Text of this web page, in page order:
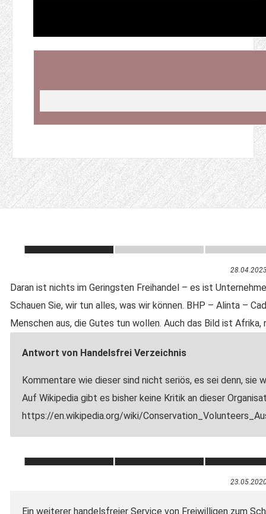
Daran ist nichts im Geringsten Freihandel – es ist
Schauen Sie, wir tun alles, was wir können. BHP – Alinta –
Menschen aus, die Gutes tun wollen. Auch das Bild ist
Antwort von Handelsfrei Verzeichnis
Kommentare wie dieser sind nicht seriös, es sei denn,
Auf Wikipedia gibt es bisher keine Kritik an dieser
https://en.wikipedia.org/wiki/
Ein weiterer handelsfreier Service von Freiwilligen zum